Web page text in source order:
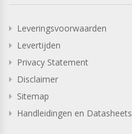
Leveringsvoorwaarden
Levertijden
Privacy Statement
Disclaimer
Sitemap
Handleidingen en Datasheets